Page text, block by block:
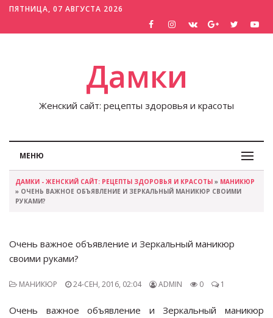
ПЯТНИЦА, 07 АВГУСТА 2026
Дамки
Женский сайт: рецепты здоровья и красоты
МЕНЮ
ДАМКИ - ЖЕНСКИЙ САЙТ: РЕЦЕПТЫ ЗДОРОВЬЯ И КРАСОТЫ » МАНИКЮР
» ОЧЕНЬ ВАЖНОЕ ОБЪЯВЛЕНИЕ И ЗЕРКАЛЬНЫЙ МАНИКЮР СВОИМИ
РУКАМИ?
Очень важное объявление и Зеркальный маникюр
своими руками?
МАНИКЮР 24-СЕН, 2016, 02:04 ADMIN 0 1
Очень важное объявление и Зеркальный маникюр